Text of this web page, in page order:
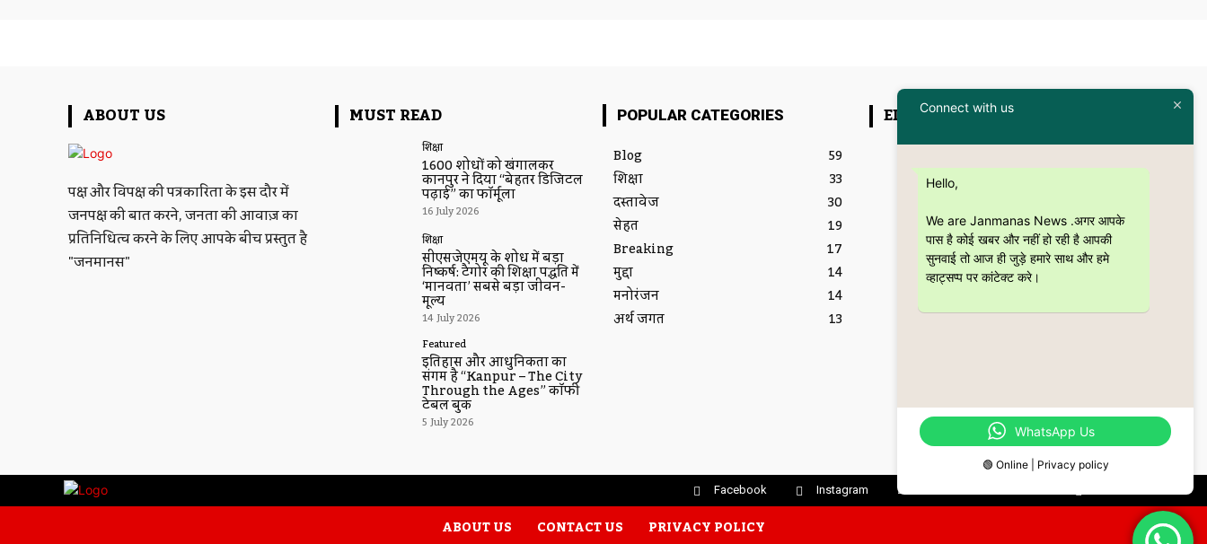
ABOUT US
पक्ष और विपक्ष की पत्रकारिता के इस दौर में
जनपक्ष की बात करने, जनता की आवाज़ का
प्रतिनिधित्व करने के लिए आपके बीच प्रस्तुत है
"जनमानस"
MUST READ
शिक्षा
1600 शोधों को खंगालकर
कानपुर ने दिया “बेहतर डिजिटल
पढ़ाई” का फॉर्मूला
16 July 2026
शिक्षा
सीएसजेएमयू के शोध में बड़ा
निष्कर्ष: टैगोर की शिक्षा पद्धति में
‘मानवता’ सबसे बड़ा जीवन-
मूल्य
14 July 2026
Featured
इतिहास और आधुनिकता का
संगम है “Kanpur – The City
Through the Ages” कॉफी
टेबल बुक
5 July 2026
POPULAR CATEGORIES
Blog
59
शिक्षा
33
दस्तावेज
30
सेहत
19
Breaking
17
मुद्दा
14
मनोरंजन
14
अर्थ जगत
13
EDITOR PICKS
Featured
टेबल बुक
5 July 2026
शिक्षा
CSJMU, कानपुर द्वारा बना
‘जागरूकता पैमाना’ शोध की
28 June 2026
16 June 2026
Facebook Instagram
ABOUT US CONTACT US PRIVACY POLICY
Connect with us
Hello,
We are Janmanas News .अगर आपके
पास है कोई खबर और नहीं हो रही है आपकी
सुनवाई तो आज ही जुड़े हमारे साथ और हमे
व्हाट्सप्प पर कांटेक्ट करे।
WhatsApp Us
🟢 Online | Privacy policy